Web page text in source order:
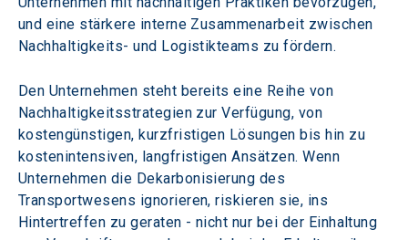
und eine stärkere interne Zusammenarbeit zwischen
Nachhaltigkeits- und Logistikteams zu fördern.
Den Unternehmen steht bereits eine Reihe von
Nachhaltigkeitsstrategien zur Verfügung, von
kostengünstigen, kurzfristigen Lösungen bis hin zu
kostenintensiven, langfristigen Ansätzen. Wenn
Unternehmen die Dekarbonisierung des
Transportwesens ignorieren, riskieren sie, ins
Hintertreffen zu geraten - nicht nur bei der Einhaltung